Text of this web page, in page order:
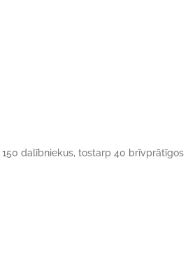
150 dalībniekus, tostarp 40 brīvprātīgos